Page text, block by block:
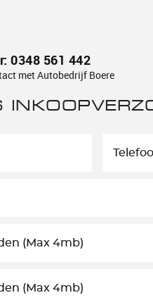
0348 561 442
met Autobedrijf Boere
(Max 4mb)
(Max 4mb)